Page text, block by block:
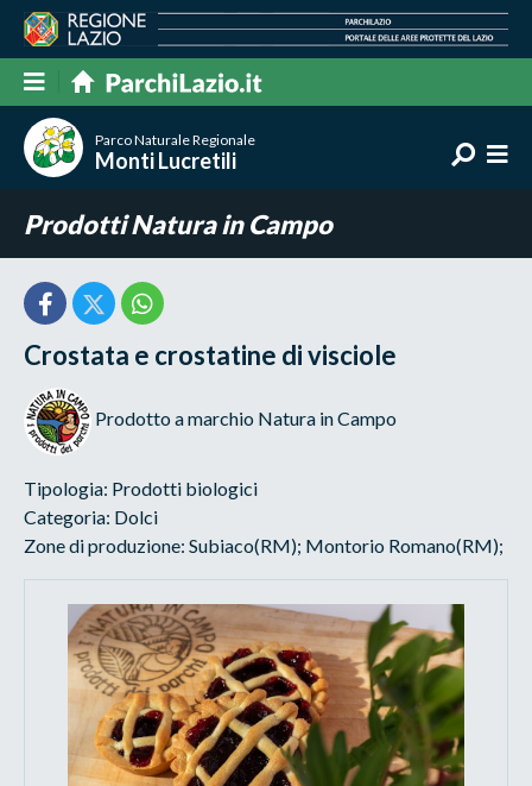
Parco Naturale Regionale
Monti Lucretili
Prodotti Natura in Campo
Crostata e crostatine di visciole
Prodotto a marchio Natura in Campo
Tipologia: Prodotti biologici
Categoria: Dolci
Zone di produzione: Subiaco(RM); Montorio Romano(RM);